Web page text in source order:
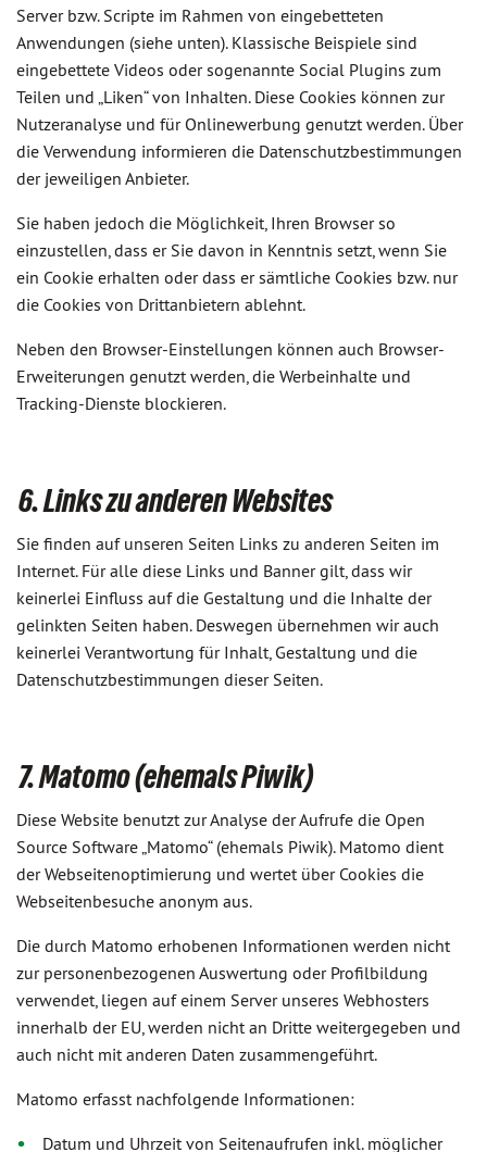
Server bzw. Scripte im Rahmen von eingebetteten
Anwendungen (siehe unten). Klassische Beispiele sind
eingebettete Videos oder sogenannte Social Plugins zum
Teilen und „Liken“ von Inhalten. Diese Cookies können zur
Nutzeranalyse und für Onlinewerbung genutzt werden. Über
die Verwendung informieren die Datenschutzbestimmungen
der jeweiligen Anbieter.
Sie haben jedoch die Möglichkeit, Ihren Browser so
einzustellen, dass er Sie davon in Kenntnis setzt, wenn Sie
ein Cookie erhalten oder dass er sämtliche Cookies bzw. nur
die Cookies von Drittanbietern ablehnt.
Neben den Browser-Einstellungen können auch Browser-
Erweiterungen genutzt werden, die Werbeinhalte und
Tracking-Dienste blockieren.
6. Links zu anderen Websites
Sie finden auf unseren Seiten Links zu anderen Seiten im
Internet. Für alle diese Links und Banner gilt, dass wir
keinerlei Einfluss auf die Gestaltung und die Inhalte der
gelinkten Seiten haben. Deswegen übernehmen wir auch
keinerlei Verantwortung für Inhalt, Gestaltung und die
Datenschutzbestimmungen dieser Seiten.
7. Matomo (ehemals Piwik)
Diese Website benutzt zur Analyse der Aufrufe die Open
Source Software „Matomo“ (ehemals Piwik). Matomo dient
der Webseitenoptimierung und wertet über Cookies die
Webseitenbesuche anonym aus.
Die durch Matomo erhobenen Informationen werden nicht
zur personenbezogenen Auswertung oder Profilbildung
verwendet, liegen auf einem Server unseres Webhosters
innerhalb der EU, werden nicht an Dritte weitergegeben und
auch nicht mit anderen Daten zusammengeführt.
Matomo erfasst nachfolgende Informationen:
Datum und Uhrzeit von Seitenaufrufen inkl. möglicher